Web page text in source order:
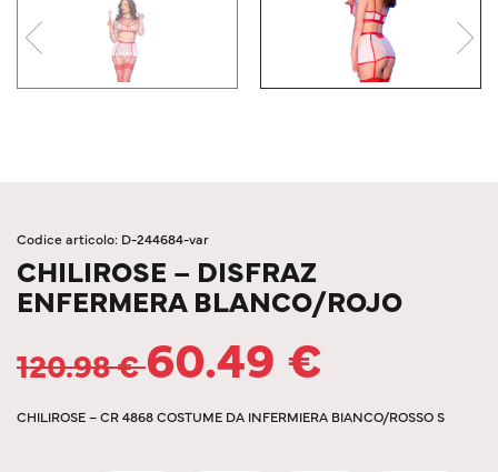
Codice articolo: D-244684-var
CHILIROSE – DISFRAZ
ENFERMERA BLANCO/ROJO
120.98€60.49 €
CHILIROSE – CR 4868 COSTUME DA INFERMIERA BIANCO/ROSSO S